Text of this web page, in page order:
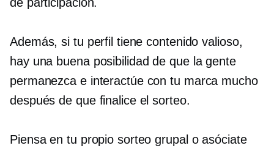
Además, si tu perfil tiene contenido valioso,
hay una buena posibilidad de que la gente
permanezca e interactúe con tu marca mucho
después de que finalice el sorteo.
Piensa en tu propio sorteo grupal o asóciate